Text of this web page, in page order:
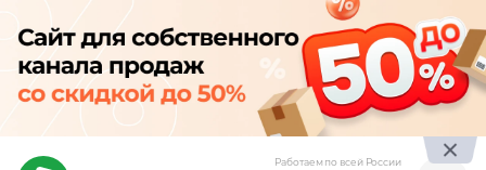
Работаем по всей России